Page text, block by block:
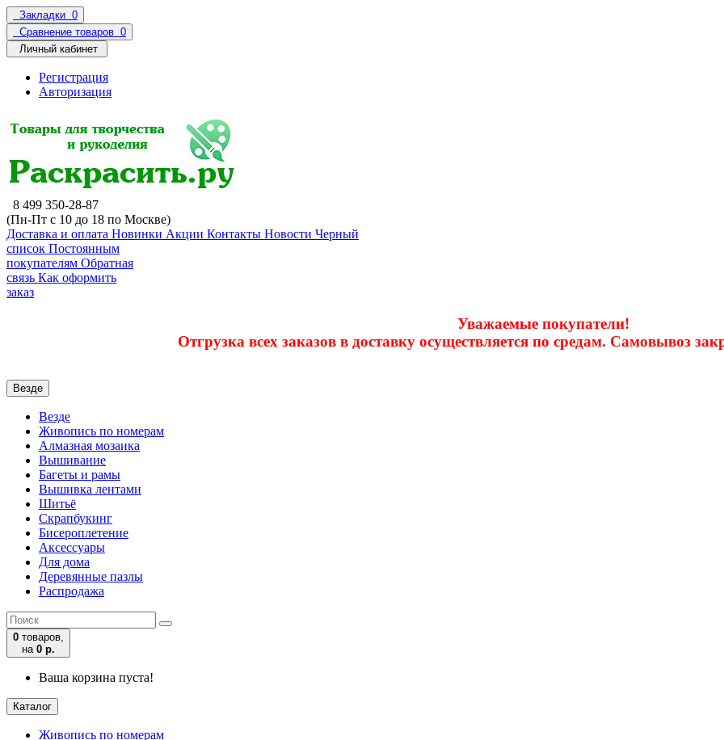
Закладки 0
Сравнение товаров 0
Личный кабинет
Регистрация
Авторизация
8 499 350-28-87
(Пн-Пт с 10 до 18 по Москве)
Доставка и оплата Новинки Акции Контакты Новости Черный
список Постоянным
покупателям Обратная
связь Как оформить
заказ
Уважаемые покупатели!
Отгрузка всех заказов в доставку осуществляется по средам. Самовывоз
Везде
Везде
Живопись по номерам
Алмазная мозаика
Вышивание
Багеты и рамы
Вышивка лентами
Шитьё
Скрапбукинг
Бисероплетение
Аксессуары
Для дома
Деревянные пазлы
Распродажа
0 товаров,
на 0 р.
Ваша корзина пуста!
Каталог
Живопись по номерам